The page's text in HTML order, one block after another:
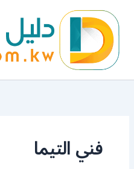
المحتوى
فني التيما